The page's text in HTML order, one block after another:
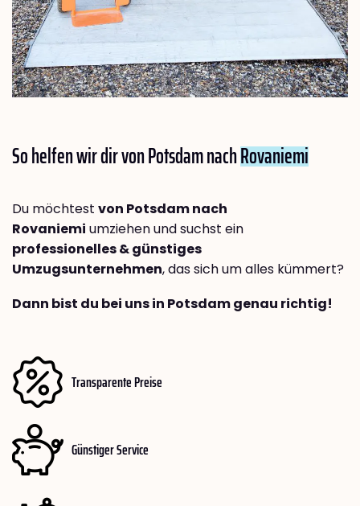
So helfen wir dir von Potsdam nachRovaniemi
Du möchtest von Potsdam nach
Rovaniemi umziehen und suchst ein
professionelles & günstiges
Umzugsunternehmen, das sich um alles kümmert?
Dann bist du bei uns in Potsdam genau richtig!
Transparente Preise
Günstiger Service